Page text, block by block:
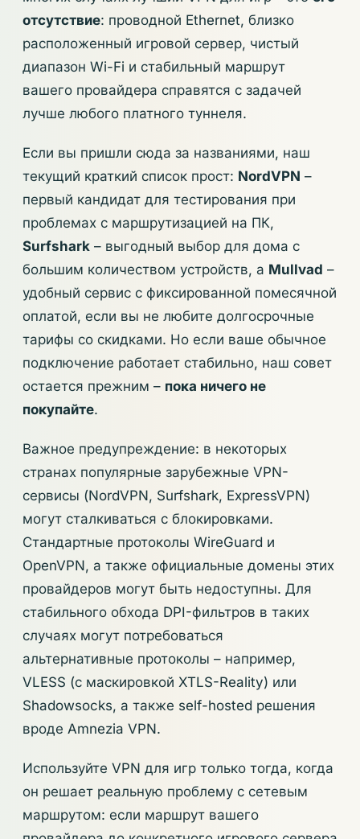
отсутствие: проводной Ethernet, близко
расположенный игровой сервер, чистый
диапазон Wi-Fi и стабильный маршрут
вашего провайдера справятся с задачей
лучше любого платного туннеля.
Если вы пришли сюда за названиями, наш
текущий краткий список прост: NordVPN –
первый кандидат для тестирования при
проблемах с маршрутизацией на ПК,
Surfshark – выгодный выбор для дома с
большим количеством устройств, а Mullvad –
удобный сервис с фиксированной помесячной
оплатой, если вы не любите долгосрочные
тарифы со скидками. Но если ваше обычное
подключение работает стабильно, наш совет
остается прежним – пока ничего не
покупайте.
Важное предупреждение: в некоторых
странах популярные зарубежные VPN-
сервисы (NordVPN, Surfshark, ExpressVPN)
могут сталкиваться с блокировками.
Стандартные протоколы WireGuard и
OpenVPN, а также официальные домены этих
провайдеров могут быть недоступны. Для
стабильного обхода DPI-фильтров в таких
случаях могут потребоваться
альтернативные протоколы – например,
VLESS (с маскировкой XTLS-Reality) или
Shadowsocks, а также self-hosted решения
вроде Amnezia VPN.
Используйте VPN для игр только тогда, когда
он решает реальную проблему с сетевым
маршрутом: если маршрут вашего